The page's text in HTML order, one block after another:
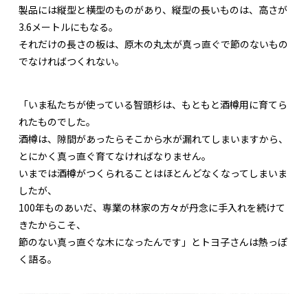
製品には縦型と横型のものがあり、縦型の長いものは、高さが
3.6メートルにもなる。
それだけの長さの板は、原木の丸太が真っ直ぐで節のないもの
でなければつくれない。
「いま私たちが使っている智頭杉は、もともと酒樽用に育てら
れたものでした。
酒樽は、隙間があったらそこから水が漏れてしまいますから、
とにかく真っ直ぐ育てなければなりません。
いまでは酒樽がつくられることはほとんどなくなってしまいま
したが、
100年ものあいだ、専業の林家の方々が丹念に手入れを続けて
きたからこそ、
節のない真っ直ぐな木になったんです」とトヨ子さんは熱っぽ
く語る。